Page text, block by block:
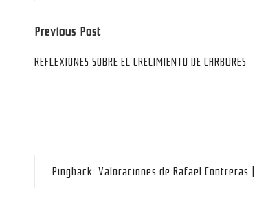
Post
navigation
Previous Post
REFLEXIONES SOBRE EL CRECIMIENTO DE CARBURES
Pingback: Valoraciones de Rafael Contreras |